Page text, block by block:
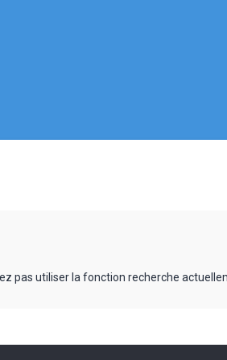
pas utiliser la fonction recherche